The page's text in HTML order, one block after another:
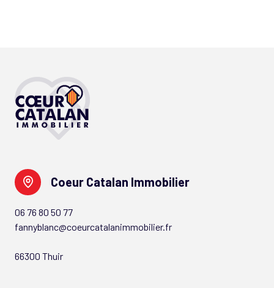
Coeur Catalan Immobilier
06 76 80 50 77
fannyblanc@coeurcatalanimmobilier.fr
66300 Thuir